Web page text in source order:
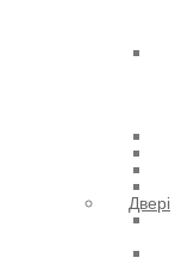
Двері